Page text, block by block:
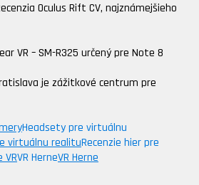
Oculus Rift CV, najznámejšieho
VR – SM-R325 určený pre Note 8
je zážitkové centrum pre
Headsety pre virtuálnu
virtuálnu realituRecenzie hier pre
VRVR HerneVR Herne